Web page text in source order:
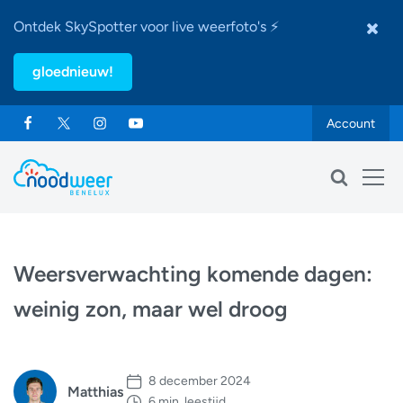
Ontdek SkySpotter voor live weerfoto's ⚡
gloednieuw!
Account
Weersverwachting komende dagen:
weinig zon, maar wel droog
Matthias
8 december 2024